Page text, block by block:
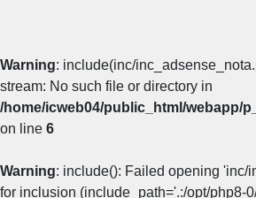
Warning: include(inc/
stream: No such file or directory in
/home/icweb04/public_html/webapp/
on line 6
Warning: include(): Failed opening 'inc/
for inclusion (include_path='.:/opt/php8-